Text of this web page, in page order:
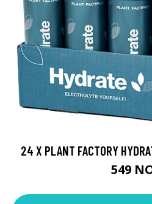
24 X PLANT FACTORY
549